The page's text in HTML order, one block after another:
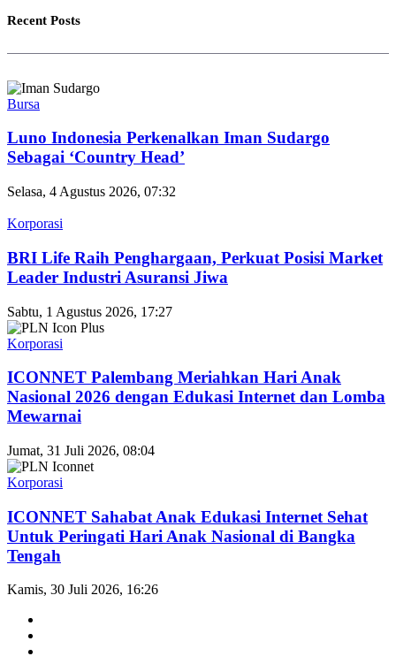
Recent Posts
Bursa
Luno Indonesia Perkenalkan Iman Sudargo
Sebagai ‘Country Head’
Selasa, 4 Agustus 2026, 07:32
Korporasi
BRI Life Raih Penghargaan, Perkuat Posisi Market
Leader Industri Asuransi Jiwa
Sabtu, 1 Agustus 2026, 17:27
Korporasi
ICONNET Palembang Meriahkan Hari Anak
Nasional 2026 dengan Edukasi Internet dan Lomba
Mewarnai
Jumat, 31 Juli 2026, 08:04
Korporasi
ICONNET Sahabat Anak Edukasi Internet Sehat
Untuk Peringati Hari Anak Nasional di Bangka
Tengah
Kamis, 30 Juli 2026, 16:26